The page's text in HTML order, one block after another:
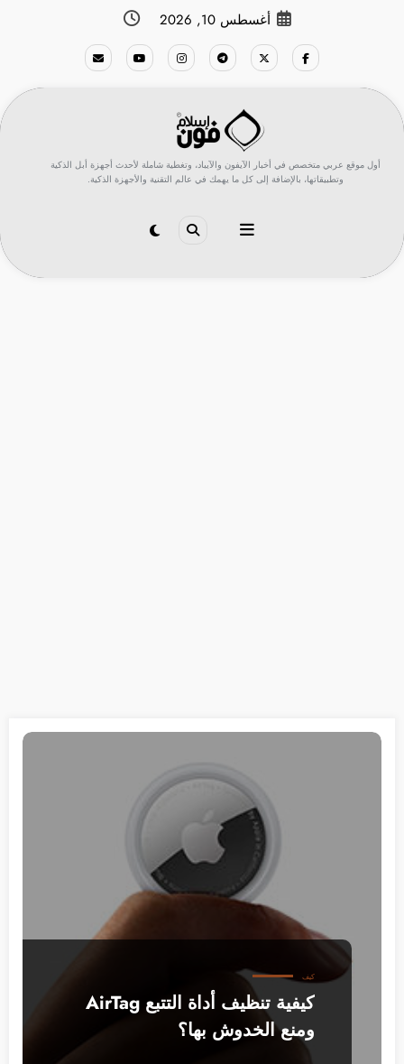
أغسطس 10, 2026
أول موقع عربي متخصص في أخبار الآيفون والآيباد، وتغطية شاملة لأحدث أجهزة أبل الذكية
وتطبيقاتها، بالإضافة إلى كل ما يهمك في عالم التقنية والأجهزة الذكية.
كيف
كيفية تنظيف أداة التتبع AirTag
ومنع الخدوش بها؟